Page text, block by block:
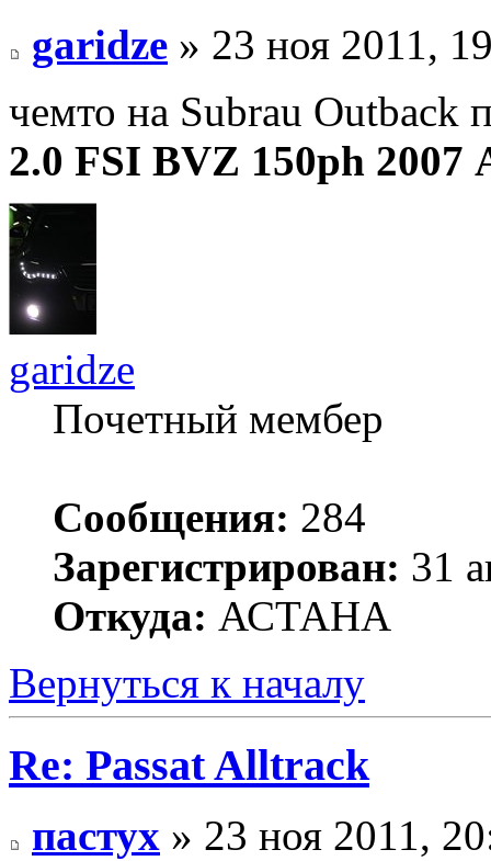
garidze » 23 ноя 2011,
чемто на Subrau Outback
2.0 FSI BVZ 150ph
garidze
Почетный мембер
Сообщения: 284
Зарегистрирован: 31
Откуда: АСТАНА
Вернуться к началу
Re: Passat Alltrack
пастух » 23 ноя 2011,